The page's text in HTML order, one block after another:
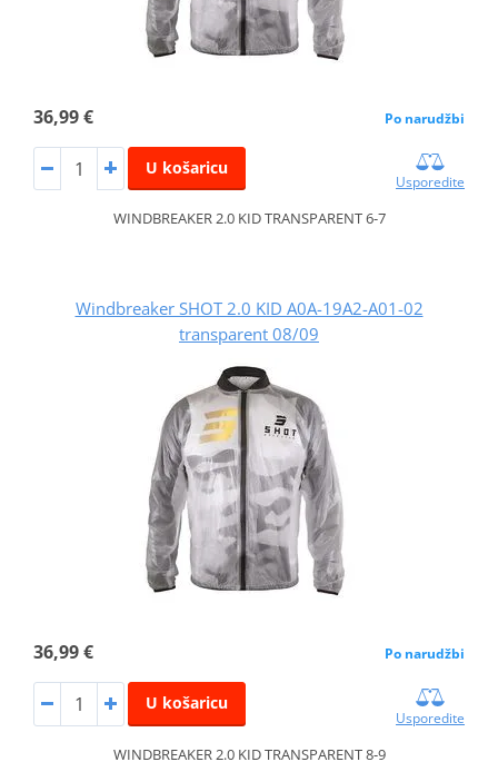
36,99 € Po narudžbi
U košaricu
Usporedite
WINDBREAKER 2.0 KID TRANSPARENT 6-7
Windbreaker SHOT 2.0 KID A0A-19A2-A01-02
transparent 08/09
36,99 € Po narudžbi
U košaricu
Usporedite
WINDBREAKER 2.0 KID TRANSPARENT 8-9